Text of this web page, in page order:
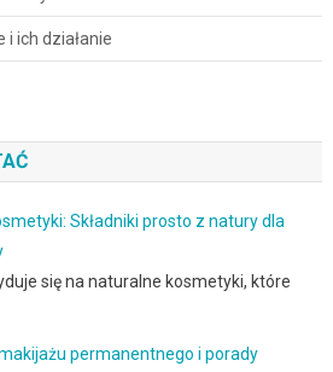
i ich działanie
Składniki prosto z natury dla
się na naturalne kosmetyki, które
permanentnego i porady